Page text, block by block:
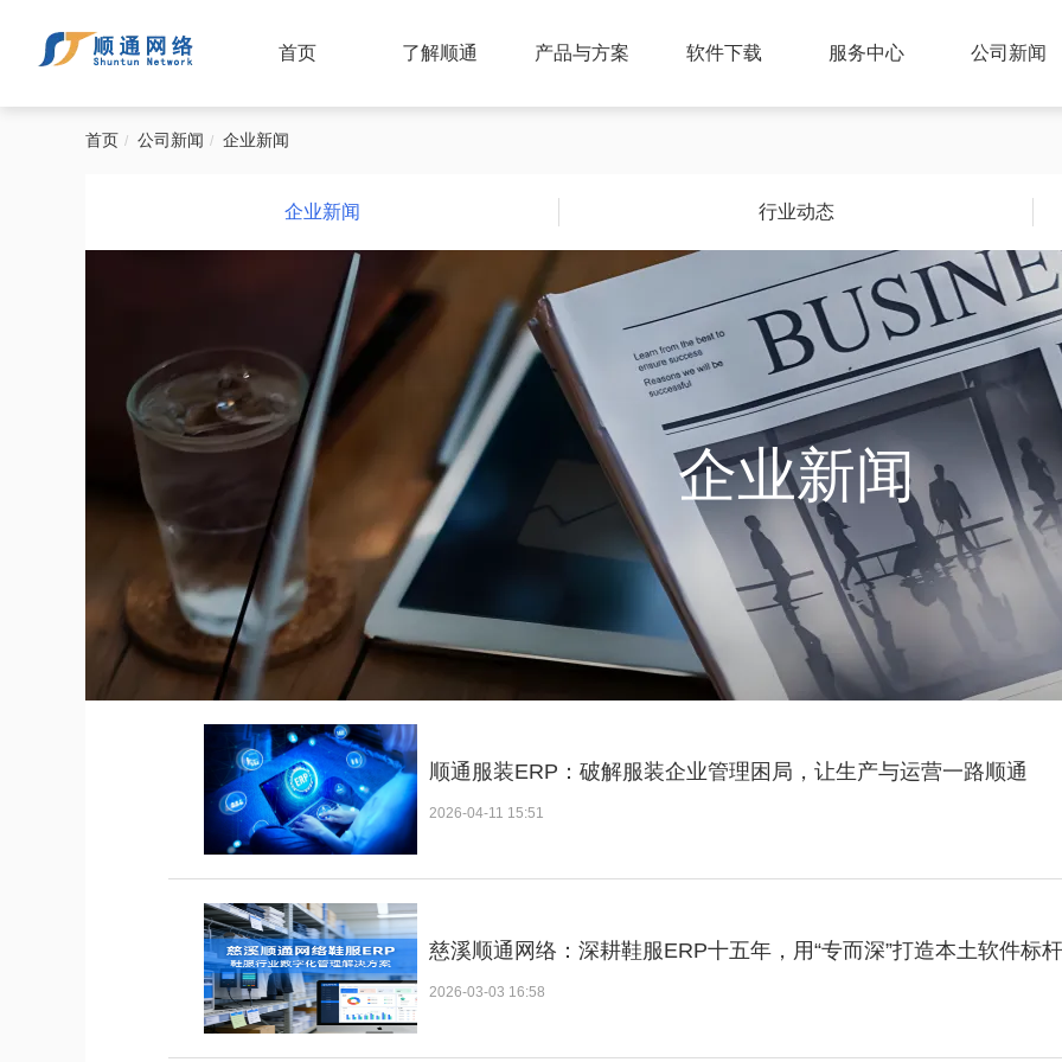
首页 了解顺通 产品与方案 软件下载 服务中心 公司新闻
首页 公司新闻 企业新闻
企业新闻 行业动态
企业新闻
顺通服装ERP：破解服装企业管理困局，让生产与运营一路顺通
2026-04-11 15:51
慈溪顺通网络：深耕鞋服ERP十五年，用“专而深”打造本土软件标杆
2026-03-03 16:58